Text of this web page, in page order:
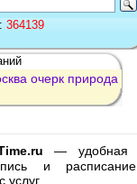
364139
очерк природа
— удобная
и расписание
услуг.